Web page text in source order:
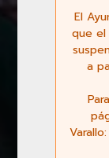
El
que el
a
Varallo: